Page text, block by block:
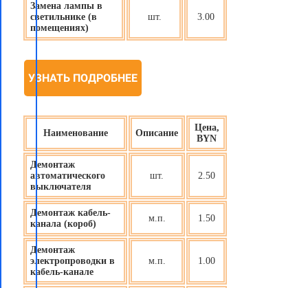
Замена лампы в
светильнике (в
помещениях)
шт. 3.00
УЗНАТЬ ПОДРОБНЕЕ
Наименование Описание
Цена,
BYN
Демонтаж
автоматического
выключателя
шт. 2.50
Демонтаж кабель-
канала (короб)
м.п. 1.50
Демонтаж
электропроводки в
кабель-канале
м.п. 1.00